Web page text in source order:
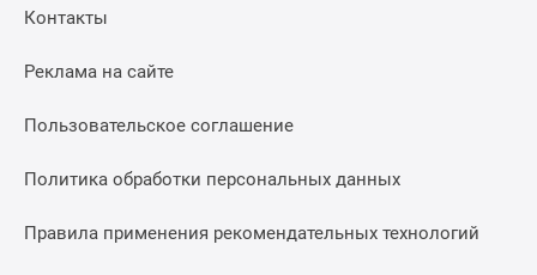
Контакты
Реклама на сайте
Пользовательское соглашение
Политика обработки персональных данных
Правила применения рекомендательных технологий